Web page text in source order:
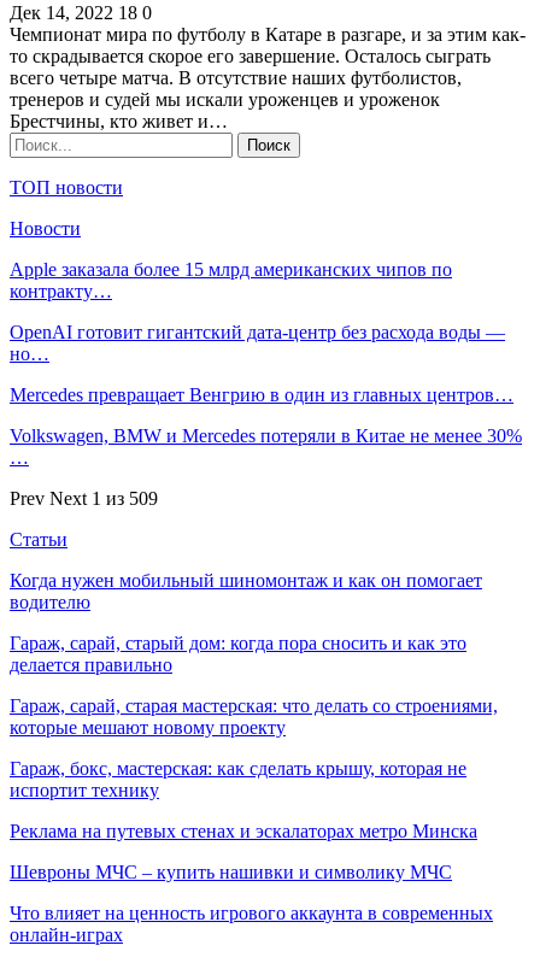
Дек 14, 2022 18 0
Чемпионат мира по футболу в Катаре в разгаре, и за этим как-
то скрадывается скорое его завершение. Осталось сыграть
всего четыре матча. В отсутствие наших футболистов,
тренеров и судей мы искали уроженцев и уроженок
Брестчины, кто живет и…
ТОП новости
Новости
Apple заказала более 15 млрд американских чипов по
контракту…
OpenAI готовит гигантский дата-центр без расхода воды —
но…
Mercedes превращает Венгрию в один из главных центров…
Volkswagen, BMW и Mercedes потеряли в Китае не менее 30%
…
Prev Next 1 из 509
Статьи
Когда нужен мобильный шиномонтаж и как он помогает
водителю
Гараж, сарай, старый дом: когда пора сносить и как это
делается правильно
Гараж, сарай, старая мастерская: что делать со строениями,
которые мешают новому проекту
Гараж, бокс, мастерская: как сделать крышу, которая не
испортит технику
Реклама на путевых стенах и эскалаторах метро Минска
Шевроны МЧС – купить нашивки и символику МЧС
Что влияет на ценность игрового аккаунта в современных
онлайн-играх